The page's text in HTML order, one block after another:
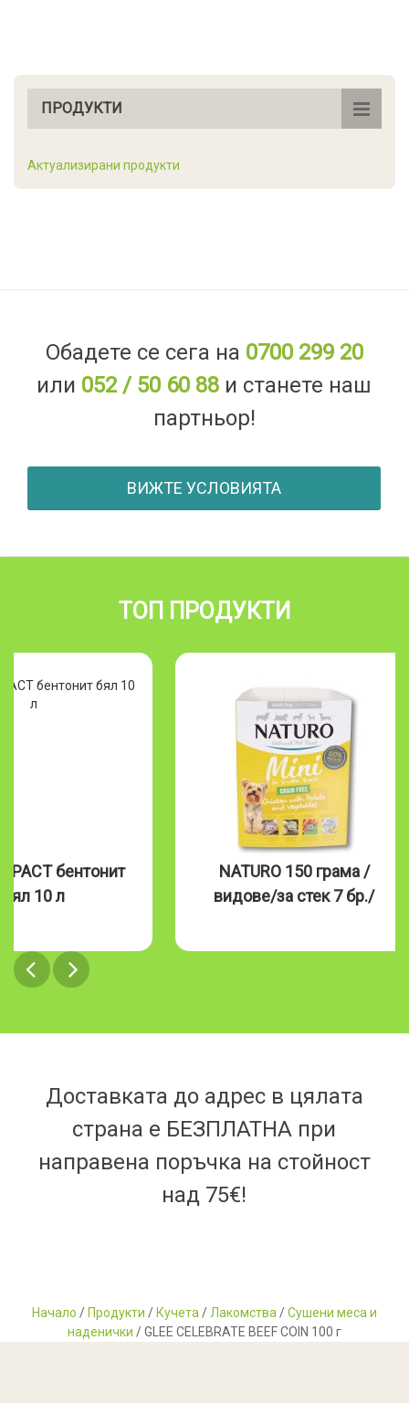
ПРОДУКТИ
Актуализирани продукти
Обадете се сега на 0700 299 20
или 052 / 50 60 88 и станете наш
партньор!
ВИЖТЕ УСЛОВИЯТА
ТОП ПРОДУКТИ
бентонит
бял 10 л
NATURO 150 грама /
видове/за стек 7 бр./
Доставката до адрес в цялата
страна е БЕЗПЛАТНА при
направена поръчка на стойност
над 75€!
Начало / Продукти / Кучета/Лакомства/Сушени меса и
наденички / GLEE CELEBRATE BEEF COIN 100 г